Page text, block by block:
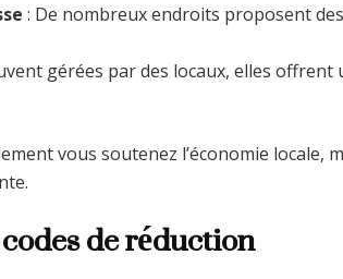
: De nombreux endroits proposent
gérées par des locaux, elles offrent
vous soutenez l’économie locale,
de réduction